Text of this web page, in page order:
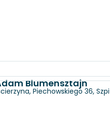
Blumensztajn
Piechowskiego 36,